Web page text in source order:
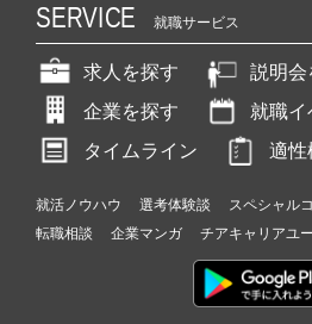
SERVICE 就職サービス
求人を探す
説明会
企業を探す
就職イ
タイムライン
適性
就活ノウハウ 選考体験談 スペシャル
転職相談
企業マンガ チアキャリアユ